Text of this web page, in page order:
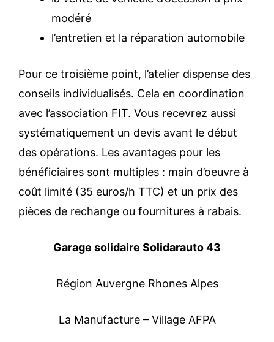
modéré
l’entretien et la réparation automobile
Pour ce troisième point, l’atelier dispense des
conseils individualisés. Cela en coordination
avec l’association FIT. Vous recevrez aussi
systématiquement un devis avant le début
des opérations. Les avantages pour les
bénéficiaires sont multiples : main d’oeuvre à
coût limité (35 euros/h TTC) et un prix des
pièces de rechange ou fournitures à rabais.
Garage solidaire Solidarauto 43
Région Auvergne Rhones Alpes
La Manufacture – Village AFPA